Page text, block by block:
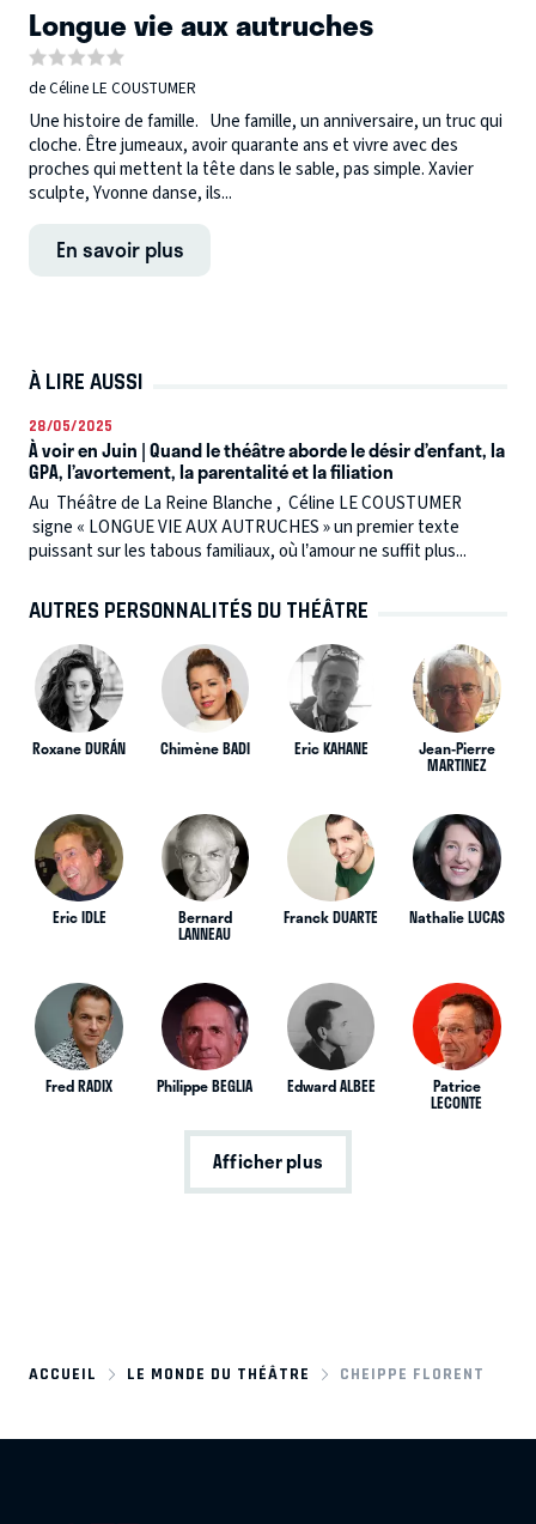
Longue vie aux autruches
de Céline LE COUSTUMER
Une histoire de famille. Une famille, un anniversaire, un truc qui
cloche. Être jumeaux, avoir quarante ans et vivre avec des
proches qui mettent la tête dans le sable, pas simple. Xavier
sculpte, Yvonne danse, ils...
En savoir plus
À LIRE AUSSI
28/05/2025
À voir en Juin | Quand le théâtre aborde le désir d’enfant, la
GPA, l’avortement, la parentalité et la filiation
Au Théâtre de La Reine Blanche , Céline LE COUSTUMER
signe « LONGUE VIE AUX AUTRUCHES » un premier texte
puissant sur les tabous familiaux, où l’amour ne suffit plus...
AUTRES PERSONNALITÉS DU THÉÂTRE
Roxane DURÁN Chimène BADI Eric KAHANE Jean-Pierre
MARTINEZ
Eric IDLE Bernard
LANNEAU
Franck DUARTE Nathalie LUCAS
Fred RADIX Philippe BEGLIA Edward ALBEE Patrice
LECONTE
Afficher plus
ACCUEIL LE MONDE DU THÉÂTRE CHEIPPE FLORENT